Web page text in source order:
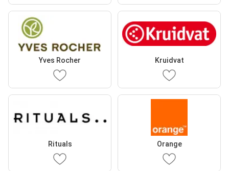
Yves Rocher Kruidvat
Rituals Orange